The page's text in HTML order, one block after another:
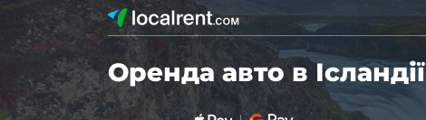
Оренда авто в Ісландії